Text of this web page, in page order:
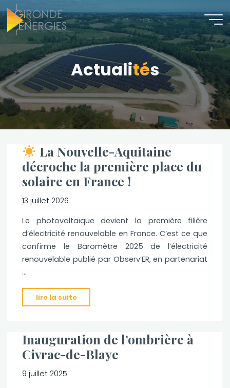
Aller
au
contenu
Actual
l ités
La Nouvelle-Aquitaine
décroche la première place du
solaire en France !
13 juillet 2026
Le photovoltaïque devient la première filière
d’électricité renouvelable en France. C’est ce que
confirme le Baromètre 2025 de l’électricité
renouvelable publié par Observ’ER, en partenariat
…
lire la suite
Nouvelle-
Aquitaine
décroche
Inauguration de l’ombrière à
Civrac-de-Blaye
9 juillet 2025